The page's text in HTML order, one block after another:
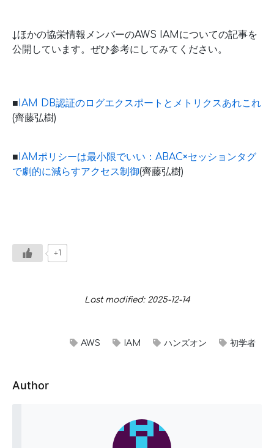
↓ほかの協栄情報メンバーのAWS IAMについての記事を
公開しています。ぜひ参考にしてみてください。
■IAM DB認証のログエクスポートとメトリクスあれこれ
(齊藤弘樹)
■IAMポリシーは最小限でいい：ABAC×セッションタグ
で劇的に減らすアクセス制御(齊藤弘樹)
+1
Last modified: 2025-12-14
AWS IAM ハンズオン 初学者
Author